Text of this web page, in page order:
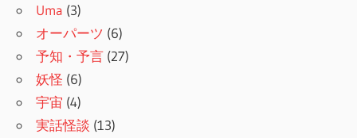
Uma (3)
オーパーツ (6)
予知・予言 (27)
妖怪 (6)
宇宙 (4)
実話怪談 (13)